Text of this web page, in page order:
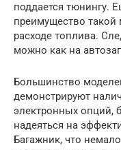
поддается тюнингу.
преимущество
расходе топлива.
можно как на
Большинство
демонстрируют
электронных опций,
надеяться на
Багажник, что